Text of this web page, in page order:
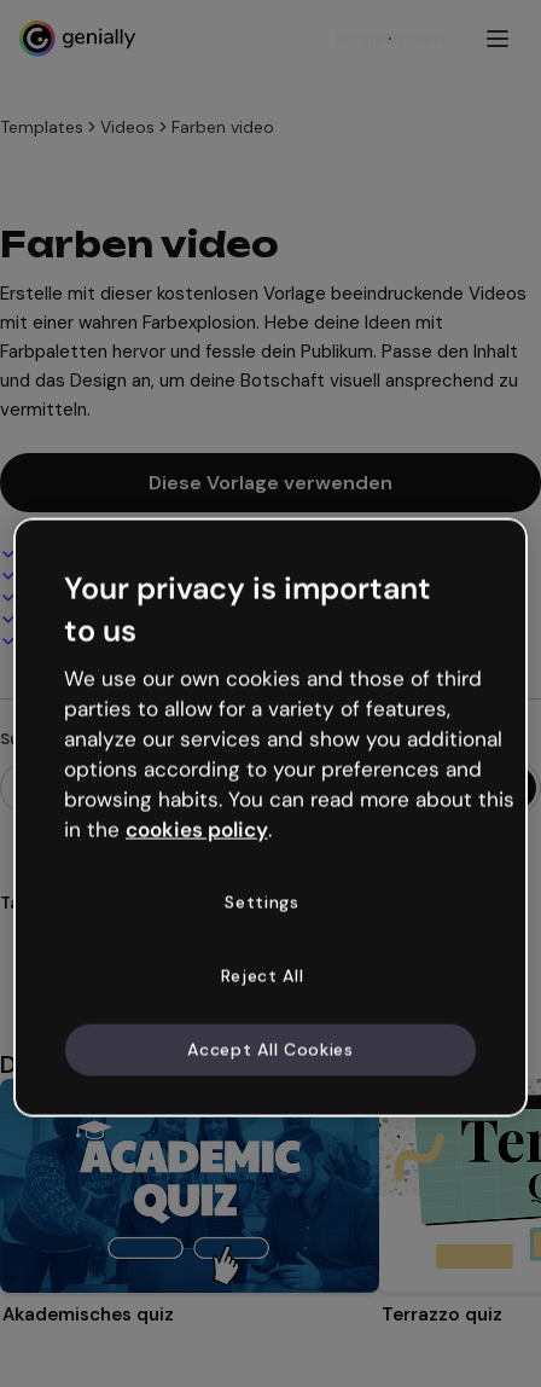
Registrieren
Templates Videos Farben video
Farben video
Erstelle mit dieser kostenlosen Vorlage beeindruckende Videos
mit einer wahren Farbexplosion. Hebe deine Ideen mit
Farbpaletten hervor und fessle dein Publikum. Passe den Inhalt
und das Design an, um deine Botschaft visuell ansprechend zu
vermitteln.
Diese Vorlage verwenden
100% anpassbar
Audio, Video und Multimedia hinzufügen
Online präsentieren, teilen oder veröffentlichen
Als PDF, MP4 und andere Formate herunterladen
Suchst du etwas anderes?
Tags
Das könnte dir auch gefallen
Akademisches quiz Terrazzo quiz
Your privacy is important
to us
We use our own cookies and those of third
parties to allow for a variety of features,
analyze our services and show you additional
options according to your preferences and
browsing habits. You can read more about this
in the cookies policy.
Settings
Reject All
Accept All Cookies